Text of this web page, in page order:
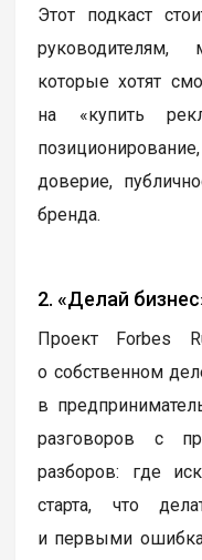
Этот подкаст
руководителям,
которые хотят
на «купить
доверие,
бренда.
2. «Делай
Проект Forbes
о собственном
в
разговоров с
разборов: где
старта, что
и первыми